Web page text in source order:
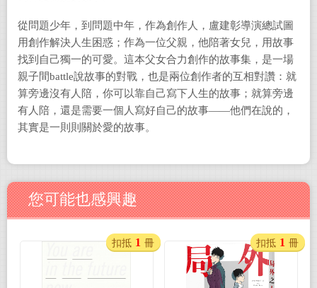
從問題少年，到問題中年，作為創作人，盧建彰導演總試圖
用創作解決人生困惑；作為一位父親，他陪著女兒，用故事
找到自己獨一的可愛。這本父女合力創作的故事集，是一場
親子間battle說故事的對戰，也是兩位創作者的互相對讚：就
算旁邊沒有人陪，你可以靠自己寫下人生的故事；就算旁邊
有人陪，還是需要一個人寫好自己的故事——他們在說的，
其實是一則則關於愛的故事。
您可能也感興趣
扣抵 1 冊 扣抵 1 冊